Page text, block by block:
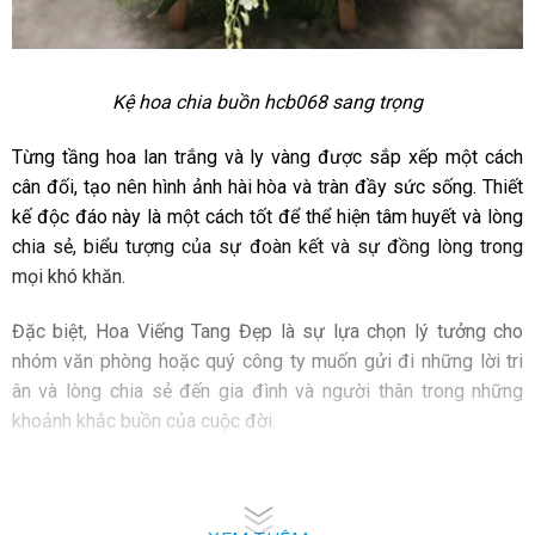
Kệ hoa chia buồn hcb068 sang trọng
Từng tầng hoa lan trắng và ly vàng được sắp xếp một cách
cân đối, tạo nên hình ảnh hài hòa và tràn đầy sức sống. Thiết
kế độc đáo này là một cách tốt để thể hiện tâm huyết và lòng
chia sẻ, biểu tượng của sự đoàn kết và sự đồng lòng trong
mọi khó khăn.
Đặc biệt, Hoa Viếng Tang Đẹp là sự lựa chọn lý tưởng cho
nhóm văn phòng hoặc quý công ty muốn gửi đi những lời tri
ân và lòng chia sẻ đến gia đình và người thân trong những
khoảnh khắc buồn của cuộc đời.